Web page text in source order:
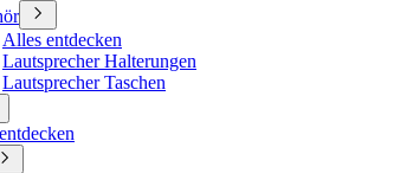
Alles entdecken
Lautsprecher Halterungen
Lautsprecher Taschen